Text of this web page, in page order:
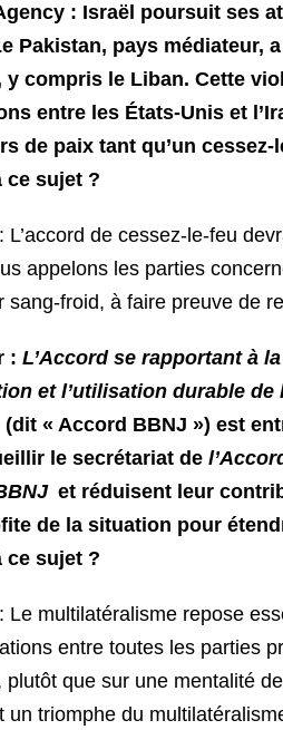
: Israël poursuit ses
Pakistan, pays médiateur,
compris le Liban. Cette
entre les États-Unis et
de paix tant qu’un
ce sujet ?
L’accord de cessez-le-feu
appelons les parties
sang-froid, à faire preuve de
: L’Accord se rapportant à
et l’utilisation durable
(dit « Accord BBNJ ») est
le secrétariat de
et réduisent leur
de la situation pour
ce sujet ?
Le multilatéralisme repose
entre toutes les parties
plutôt que sur une mentalité
un triomphe du